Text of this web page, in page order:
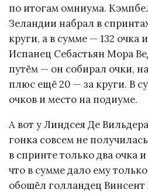
по итогам омниума.
Зеландии набрал в
круги, а в сумме — 132 очка
Испанец Себастьян Мора
путём — он собирал очки,
плюс ещё 20 — за круги. В
очков и место на подиуме.
А вот у Линдсея Де
гонка совсем не
в спринте только два очка
что в сумме дало ему
обошёл голландец